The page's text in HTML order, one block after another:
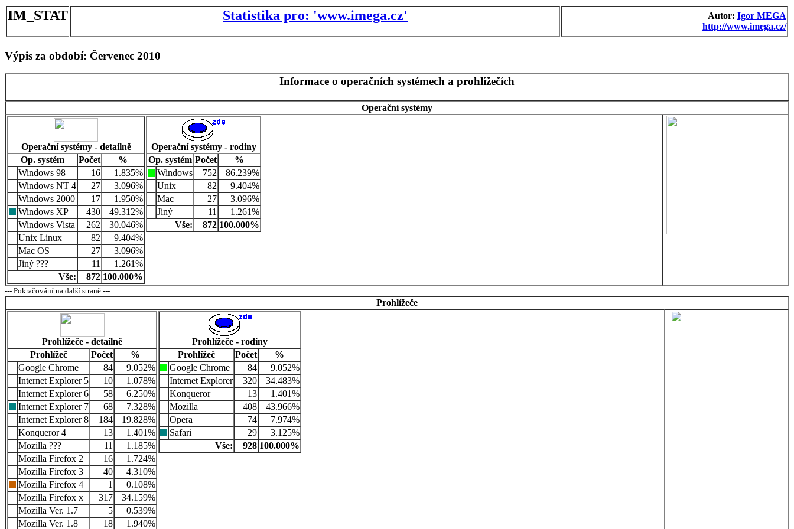
IM_STAT Statistika pro: 'www.imega.cz' Autor: Igor MEGA
http://www.imega.cz/
Výpis za období: Červenec 2010
Informace o operačních systémech a prohlížečích
Operační systémy
Operační systémy - detailně
Op. systém
Počet
%
Windows 98
16
1.835%
Windows NT 4
27
3.096%
Windows 2000
17
1.950%
Windows XP
430
49.312%
Windows Vista
262
30.046%
Unix Linux
82
9.404%
Mac OS
27
3.096%
Jiný ???
11
1.261%
Vše:
872 100.000%
Operační systémy - rodiny
Op. systém Počet
%
Windows
752
86.239%
Unix
82
9.404%
Mac
27
3.096%
Jiný
11
1.261%
Vše:
872 100.000%
--- Pokračování na další straně ---
Prohlížeče
Prohlížeče - detailně
Prohlížeč
Počet
%
Google Chrome
84
9.052%
Internet Explorer 5
10
1.078%
Internet Explorer 6
58
6.250%
Internet Explorer 7
68
7.328%
Internet Explorer 8
184
19.828%
Konqueror 4
13
1.401%
Mozilla ???
11
1.185%
Mozilla Firefox 2
16
1.724%
Mozilla Firefox 3
40
4.310%
Mozilla Firefox 4
1
0.108%
Mozilla Firefox x
317
34.159%
Mozilla Ver. 1.7
5
0.539%
Mozilla Ver. 1.8
18 1.940%
Prohlížeče - rodiny
Prohlížeč
Počet
%
Google Chrome
84
9.052%
Internet Explorer
320
34.483%
Konqueror
13
1.401%
Mozilla
408
43.966%
Opera
74
7.974%
Safari
29
3.125%
Vše:
928 100.000%